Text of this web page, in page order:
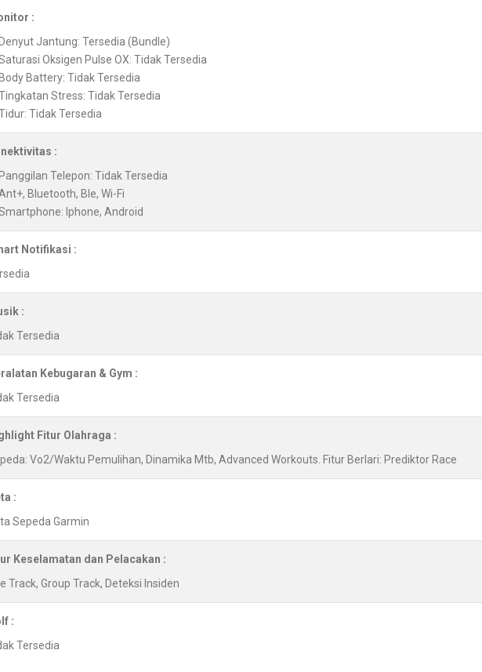
:
Denyut Jantung: Tersedia (Bundle)
Oksigen Pulse OX: Tidak Tersedia
Body Battery: Tidak Tersedia
Stress: Tidak Tersedia
Tidak Tersedia
:
Panggilan Telepon: Tidak Tersedia
Bluetooth, Ble, Wi-Fi
Iphone, Android
Notifikasi :
:
Tersedia
Kebugaran & Gym :
Tersedia
Fitur Olahraga :
Vo2/Waktu Pemulihan, Dinamika Mtb, Advanced Workouts. Fitur Berlari: Prediktor Race
:
Sepeda Garmin
Keselamatan dan Pelacakan :
Track, Group Track, Deteksi Insiden
:
Tersedia